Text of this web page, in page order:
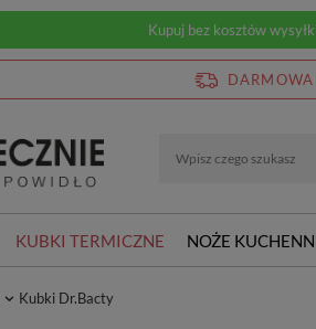
Kupuj bez kosztów
KUBKI TERMICZNE NOŻE
Kubki Dr.Bacty